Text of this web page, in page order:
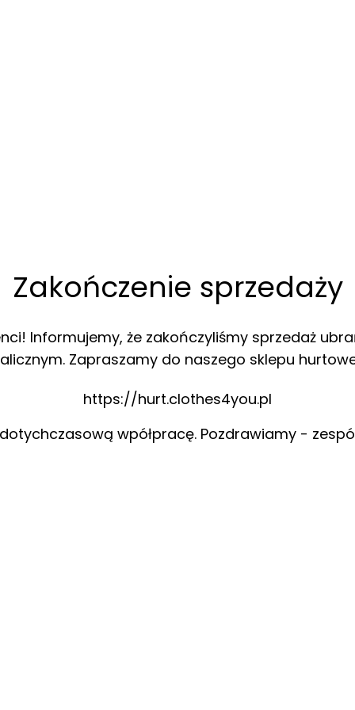
Zakończenie sprzedaży
Informujemy, że zakończyliśmy sprzedaż
Zapraszamy do naszego sklepu
https://hurt.clothes4you.pl
wpółpracę. Pozdrawiamy -